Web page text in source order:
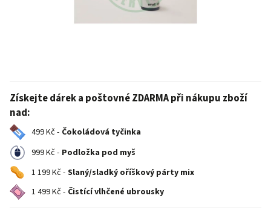
Získejte dárek a poštovné ZDARMA při nákupu zboží
nad:
499 Kč - Čokoládová tyčinka
999 Kč - Podložka pod myš
1 199 Kč - Slaný/sladký oříškový párty mix
1 499 Kč - Čistící vlhčené ubrousky